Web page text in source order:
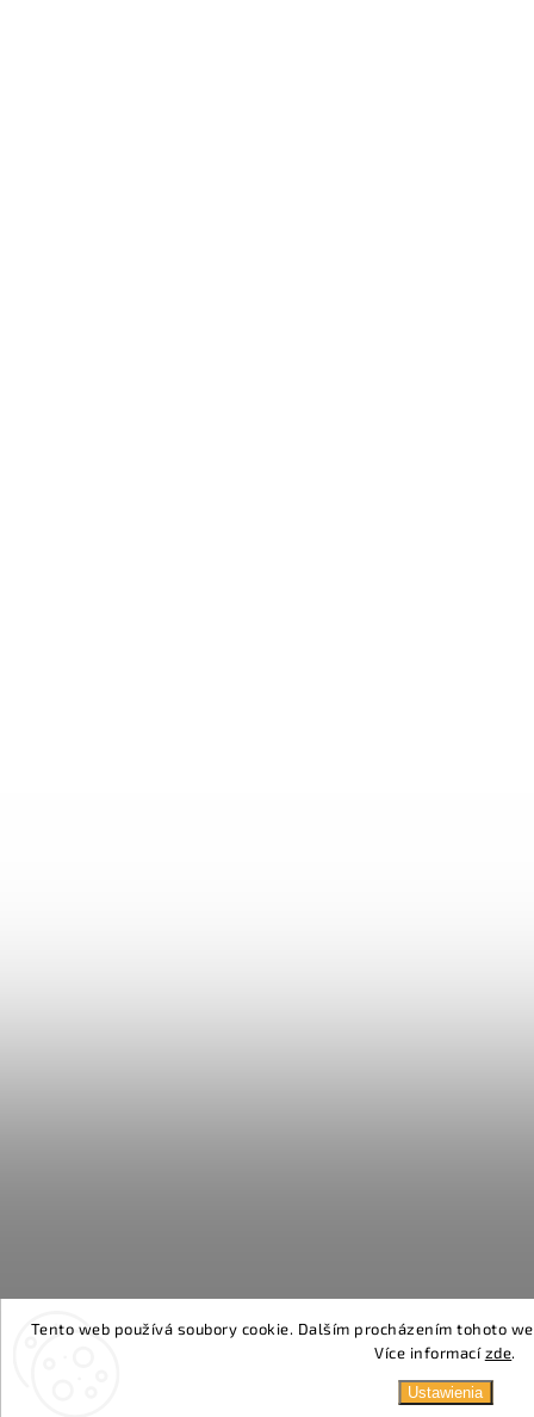
Tento web používá soubory cookie. Dalším procházením tohoto
Více informacízde.
Ustawienia